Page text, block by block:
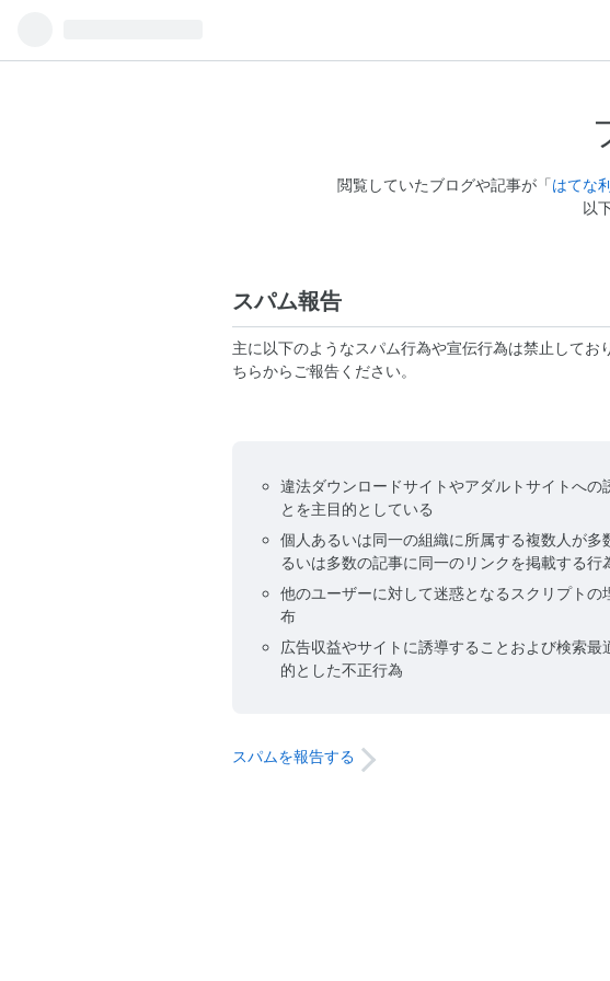
閲覧していたブログや記事が「はてな
以
スパム報告
主に以下のようなスパム行為や宣伝行為は禁止してお
ちらからご報告ください。
違法ダウンロードサイトやアダルトサイトへの
とを主目的としている
個人あるいは同一の組織に所属する複数人が多
るいは多数の記事に同一のリンクを掲載する行
他のユーザーに対して迷惑となるスクリプトの
布
広告収益やサイトに誘導することおよび検索最
的とした不正行為
スパムを報告する